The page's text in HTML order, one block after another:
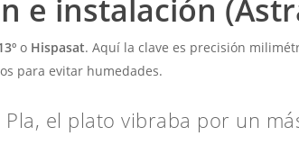
e instalación
o Hispasat. Aquí la clave es precisión
para evitar humedades.
el plato vibraba por un